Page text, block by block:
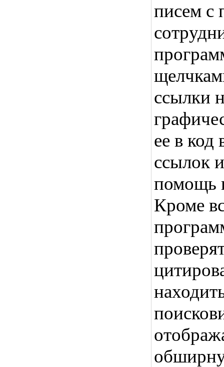
писем с
ссылки
ее в
ссылок
помощь
Кроме